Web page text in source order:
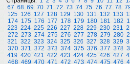
67 68 69 70 71 72 73 74 75 76 77 78
125 126 127 128 129 130 131 132 133
174 175 176 177 178 179 180 181 182
223 224 225 226 227 228 229 230 231
272 273 274 275 276 277 278 279 280
321 322 323 324 325 326 327 328 329
370 371 372 373 374 375 376 377 378
419 420 421 422 423 424 425 426 427
468 469 470 471 472 473 474 475 476